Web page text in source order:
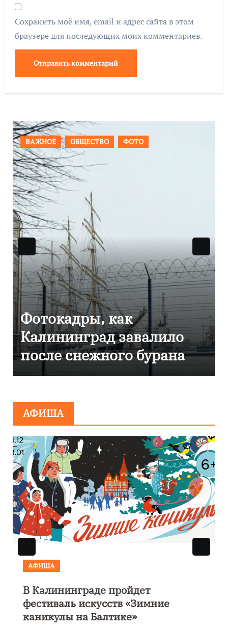
Сохранить моё имя, email и адрес сайта в этом
браузере для последующих моих комментариев.
ПРОИСШЕСТВИЯ ФОТО
Фоторепортаж как в
Калининграде
эвакуировали ТЦ из-за
сообщения о
АФИША
АФИША
В Калининграде пройдет
фестиваль искусств «Зимние
каникулы на Балтике»